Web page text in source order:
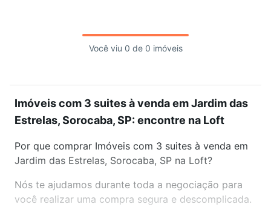
Você viu 0 de 0 imóveis
Imóveis com 3 suites à venda em Jardim das
Estrelas, Sorocaba, SP: encontre na Loft
Por que comprar Imóveis com 3 suites à venda em
Jardim das Estrelas, Sorocaba, SP na Loft?
Nós te ajudamos durante toda a negociação para
você realizar uma compra segura e descomplicada.